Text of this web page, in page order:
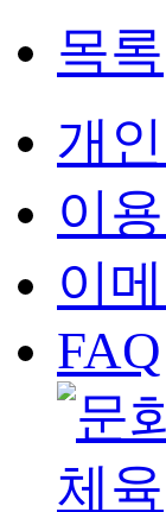
목록
개
이
이
FAQ